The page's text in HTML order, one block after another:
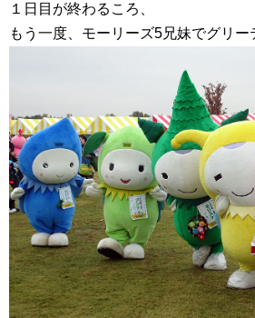
１日目が終わるころ、
もう一度、モーリーズ5兄妹でグリー